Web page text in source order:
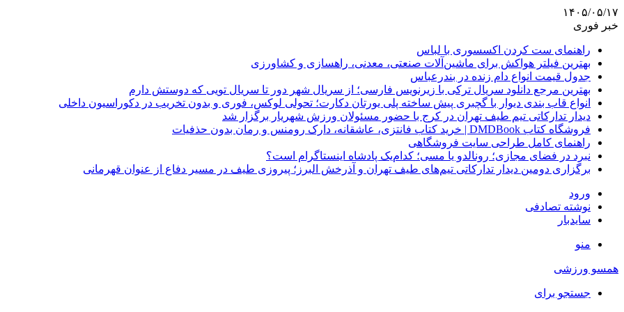
۱۴۰۵/۰۵/۱۷
خبر فوری
راهنمای ست کردن اکسسوری با لباس
بهترین فیلتر هواکش برای ماشین‌آلات صنعتی، معدنی، راهسازی و کشاورزی
جدول قیمت انواع دام زنده در بندرعباس
بهترین مرجع دانلود سریال ترکی با زیرنویس فارسی؛ از سریال شهر دور تا سریال تویی که دوستش دارم
انواع قاب بندی دیوار با گچبری پیش ساخته پلی یورتان دکارت؛ تحولی لوکس، فوری و بدون تخریب در دکوراسیون داخلی
دیدار تدارکاتی تیم طیف تهران در کرج با حضور مسئولان ورزش شهریار برگزار شد
فروشگاه کتاب DMDBook | خرید کتاب فانتزی، عاشقانه، دارک رومنس و رمان بدون حذفیات
راهنمای کامل طراحی سایت فروشگاهی
نبرد در فضای مجازی؛ رونالدو یا مسی؛ کدام‌یک پادشاه اینستاگرام است؟
برگزاری دومین دیدار تدارکاتی تیم‌های طیف تهران و آذرخش البرز؛ پیروزی طیف در مسیر دفاع از عنوان قهرمانی
ورود
نوشته تصادفی
سایدبار
منو
همسو ورزشی
جستجو برای